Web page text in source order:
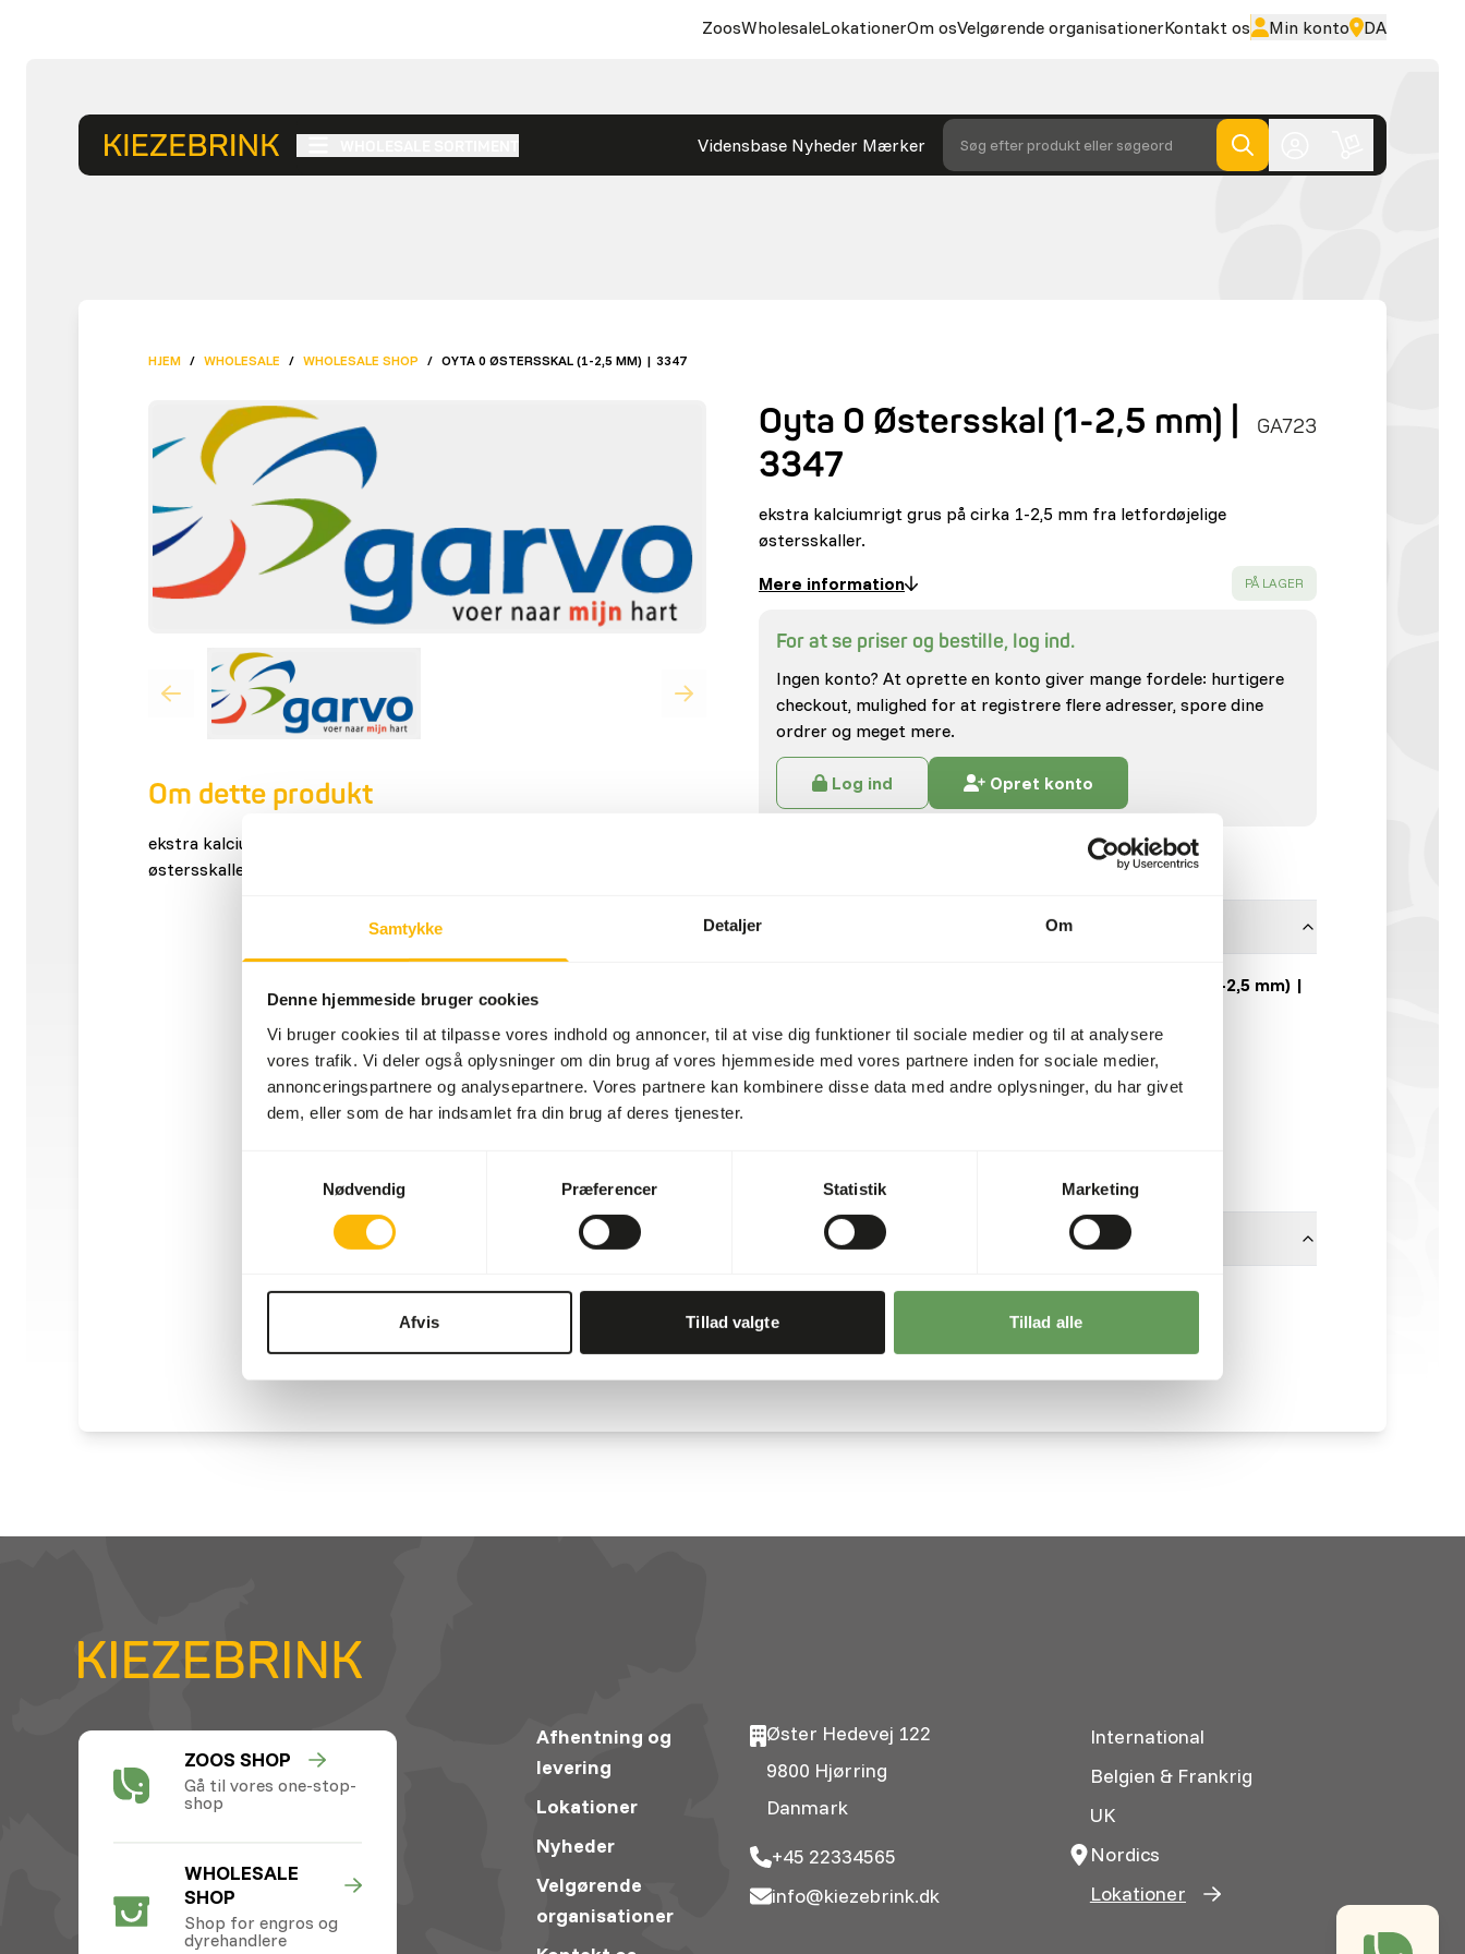
Samtykke Detaljer Om
Denne hjemmeside bruger cookies
Vi bruger cookies til at tilpasse vores indhold og annoncer, til at vise dig funktioner til sociale medier og til at analysere
vores trafik. Vi deler også oplysninger om din brug af vores hjemmeside med vores partnere inden for sociale medier,
annonceringspartnere og analysepartnere. Vores partnere kan kombinere disse data med andre oplysninger, du har givet
dem, eller som de har indsamlet fra din brug af deres tjenester.
Nødvendig
Præferencer Statistik Marketing
Afvis Tillad valgte Tillad alle
ZoosWholesaleLokationerOm osVelgørende organisationerKontakt os Min konto DA
Vidensbase Nyheder Mærker Søg efter produkt eller søgeord
HJEM / WHOLESALE / WHOLESALE SHOP / OYTA 0 ØSTERSSKAL (1-2,5 MM) | 3347
Om dette produkt
ekstra kalciumrigt grus på cirka 1-2,5 mm fra letfordøjelige
østersskaller.
Oyta 0 Østersskal (1-2,5 mm) |
3347
GA723
ekstra kalciumrigt grus på cirka 1-2,5 mm fra letfordøjelige
østersskaller.
Mere information
SUCCESS
PÅ LAGER
For at se priser og bestille, log ind.
Ingen konto? At oprette en konto giver mange fordele: hurtigere
checkout, mulighed for at registrere flere adresser, spore dine
ordrer og meget mere.
Log ind Opret konto
Generel
Oyta 0 Østersskal (1-2,5 mm) |
Artikel kode
GA723
Salgsenhed
25 kg sæk
Størrelse
1 - 2.5 mm
Mærke
ZOOS SHOP
Gå til vores one-stop-
shop
WHOLESALE
SHOP
Shop for engros og
dyrehandlere
Afhentning og
levering
Lokationer
Nyheder
Velgørende
organisationer
Øster Hedevej 122
9800 Hjørring
Danmark
+45 22334565
info@kiezebrink.dk
International
Belgien & Frankrig
UK
Nordics
Lokationer